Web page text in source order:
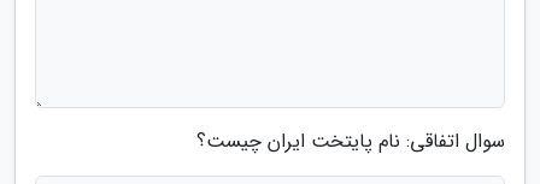
سوال اتفاقی: نام پایتخت ایران چیست؟